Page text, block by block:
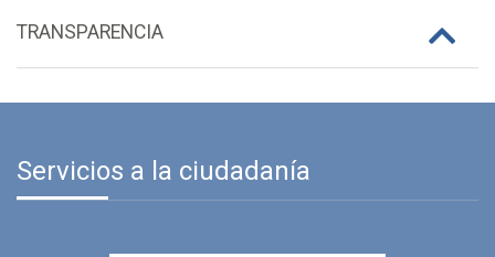
TRANSPARENCIA
Servicios a la ciudadanía